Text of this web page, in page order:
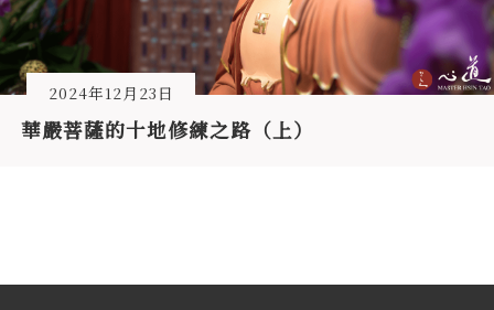
2024年12月23日
華嚴菩薩的十地修練之路（上）